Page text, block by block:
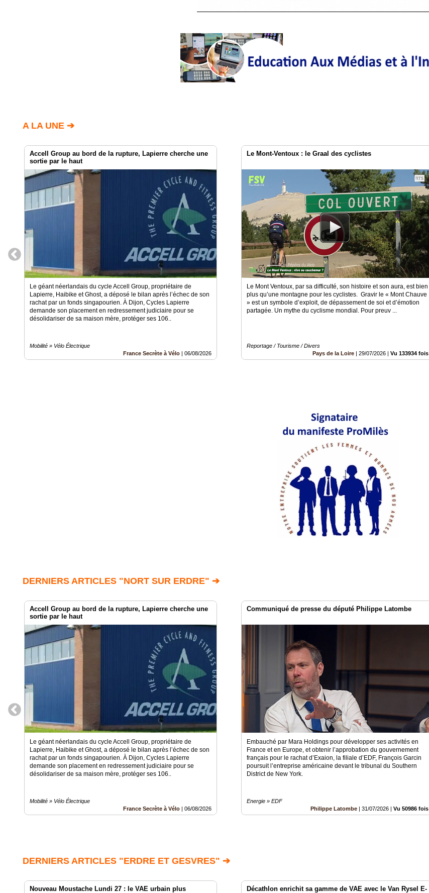
A LA UNE ➔
Accell Group au bord de la rupture, Lapierre cherche une
sortie par le haut
Le géant néerlandais du cycle Accell Group, propriétaire de
Lapierre, Haibike et Ghost, a déposé le bilan après l’échec de son
rachat par un fonds singapourien. À Dijon, Cycles Lapierre
demande son placement en redressement judiciaire pour se
désolidariser de sa maison mère, protéger ses 106..
Mobilité » Vélo Électrique
France Secrète à Vélo
06/08/2026
Le Mont-Ventoux : le Graal des cyclistes
Le Mont Ventoux, par sa difficulté, son histoire et son aura, est bien
plus qu’une montagne pour les cyclistes. Gravir le « Mont Chauve
» est un symbole d’exploit, de dépassement de soi et d’émotion
partagée. Un mythe du cyclisme mondial. Pour preuv ...
Reportage / Tourisme / Divers
Pays de la Loire
29/07/2026 Vu 133934 fois
DERNIERS ARTICLES "NORT SUR ERDRE" ➔
Accell Group au bord de la rupture, Lapierre cherche une
sortie par le haut
Le géant néerlandais du cycle Accell Group, propriétaire de
Lapierre, Haibike et Ghost, a déposé le bilan après l’échec de son
rachat par un fonds singapourien. À Dijon, Cycles Lapierre
demande son placement en redressement judiciaire pour se
désolidariser de sa maison mère, protéger ses 106..
Mobilité » Vélo Électrique
France Secrète à Vélo
06/08/2026
Communiqué de presse du député Philippe Latombe
Embauché par Mara Holdings pour développer ses activités en
France et en Europe, et obtenir l’approbation du gouvernement
français pour le rachat d’Exaion, la filiale d’EDF, François Garcin
poursuit l’entreprise américaine devant le tribunal du Southern
District de New York.
Energie » EDF
Philippe Latombe
31/07/2026 Vu 50986 fois
DERNIERS ARTICLES "ERDRE ET GESVRES" ➔
Nouveau Moustache Lundi 27 : le VAE urbain plus
Décathlon enrichit sa gamme de VAE avec le Van Rysel E-